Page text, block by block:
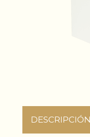
DESCRIPCIÓN